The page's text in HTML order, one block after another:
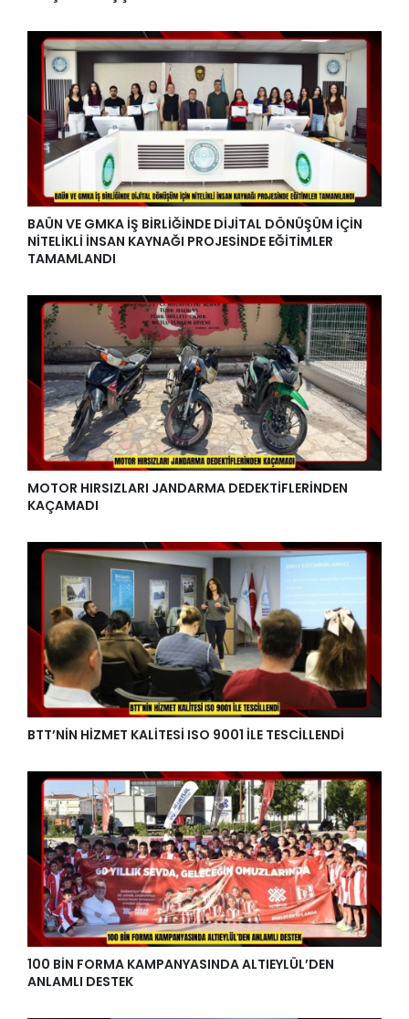
BAÜN VE GMKA İŞ BİRLİĞİNDE DİJİTAL DÖNÜŞÜM İÇİN
NİTELİKLİ İNSAN KAYNAĞI PROJESİNDE EĞİTİMLER
TAMAMLANDI
MOTOR HIRSIZLARI JANDARMA DEDEKTİFLERİNDEN
KAÇAMADI
BTT’NİN HİZMET KALİTESİ ISO 9001 İLE TESCİLLENDİ
100 BİN FORMA KAMPANYASINDA ALTIEYLÜL’DEN
ANLAMLI DESTEK